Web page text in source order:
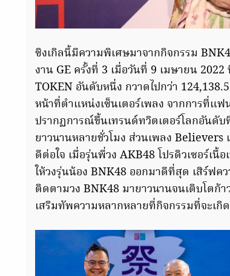
ซิงเกิลนี้มีความพิเศษมาจากกิจกรรม
งาน GE ครั้งที่ 3 เมื่อวันที่ 9 เมษายน
TOKEN อันดับหนึ่ง กวาดไปกว่า
หน้าที่ตำแหน่งเซ็นเตอร์เพลง จากการที่แ
ปรากฏการณ์ขึ้นเทรนด์ทวิตเตอร์โลกอันดั
ยาวนานหลายชั่วโมง ส่วนเพลง
ดีต่อใจ เมื่อรุ่นพี่วง AKB48 โปรดิวเซอร์เ
ให้วงรุ่นน้อง BNK48 ออกมาดีที่สุด เสิร์ฟ
ติดตามวง BNK48 มายาวนานจนเติบโตก้
เสริมทัพความหลากหลายที่กิจกรรมที่จะเกิ